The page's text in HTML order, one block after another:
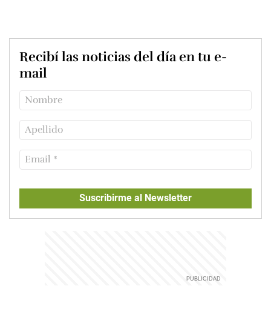
Recibí las noticias del día en tu e-
mail
Suscribirme al Newsletter